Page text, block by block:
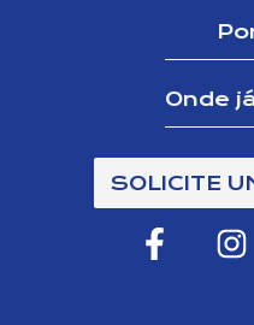
Onde
SOLICITE